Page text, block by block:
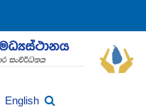
English